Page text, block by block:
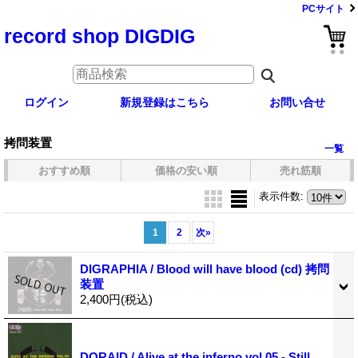
PCサイト
record shop DIGDIG
ログイン 新規登録はこちら お問い合せ
拷問装置 一覧
おすすめ順 価格の安い順 売れ筋順
表示件数:
1 2 次»
DIGRAPHIA / Blood will have blood (cd) 拷問
装置
2,400円(税込)